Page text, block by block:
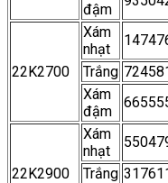
đậm
22K2700
Xám
nhạt
Trắng
Xám
đậm
22K2900
Xám
nhạt
Trắng